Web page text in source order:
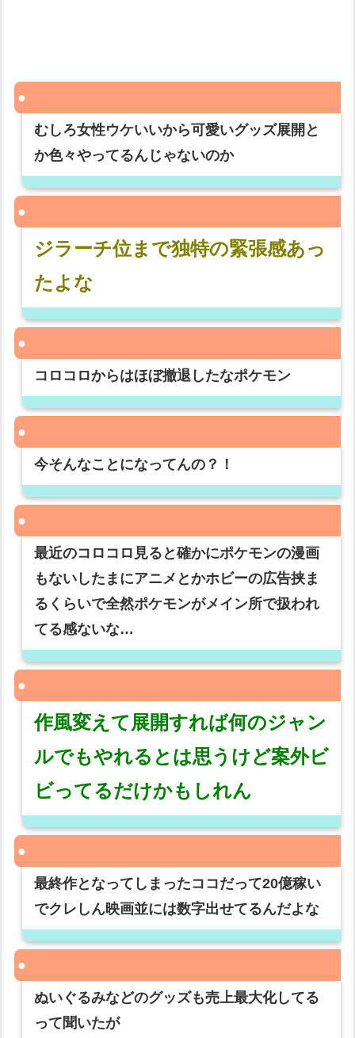
むしろ女性ウケいいから可愛いグッズ展開と
か色々やってるんじゃないのか
ジラーチ位まで独特の緊張感あっ
たよな
コロコロからはほぼ撤退したなポケモン
今そんなことになってんの？！
最近のコロコロ見ると確かにポケモンの漫画
もないしたまにアニメとかホビーの広告挟ま
るくらいで全然ポケモンがメイン所で扱われ
てる感ないな…
作風変えて展開すれば何のジャン
ルでもやれるとは思うけど案外ビ
ビってるだけかもしれん
最終作となってしまったココだって20億稼い
でクレしん映画並には数字出せてるんだよな
ぬいぐるみなどのグッズも売上最大化してる
って聞いたが